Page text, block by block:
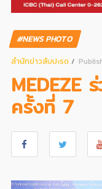
#NEWS PHOTO
สํานักข่าวสับปะรด
MEDEZE
ครั้งที่ 7